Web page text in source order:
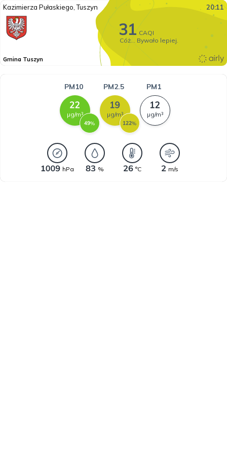
Kazimierza Pułaskiego, Tuszyn 20:11
CAQI
Cóż... Bywało lepiej.
Gmina Tuszyn
PM10
µg/m³
%
PM2.5
µg/m³
%
PM1
µg/m³
hPa % °C m/s